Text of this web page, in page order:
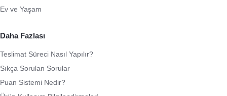
Ev ve Yaşam
Daha Fazlası
Teslimat Süreci Nasıl Yapılır?
Sıkça Sorulan Sorular
Puan Sistemi Nedir?